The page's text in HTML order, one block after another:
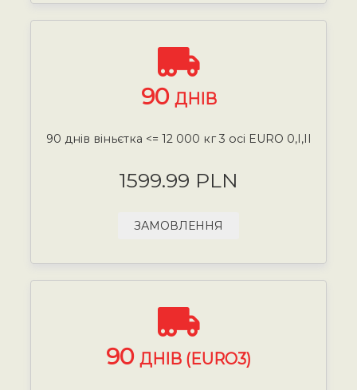
90 ДНІВ
90 днів віньєтка <= 12 000 кг 3 осі EURO 0,I,II
1599.99 PLN
ЗАМОВЛЕННЯ
90 ДНІВ (EURO3)